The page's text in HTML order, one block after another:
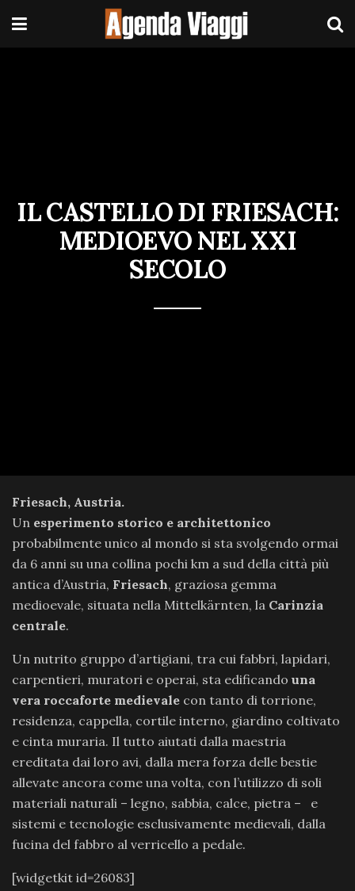
IL CASTELLO DI FRIESACH:
MEDIOEVO NEL XXI
SECOLO
Friesach, Austria.
Un esperimento storico e architettonico
probabilmente unico al mondo si sta svolgendo ormai
da 6 anni su una collina pochi km a sud della città più
antica d’Austria, Friesach, graziosa gemma
medioevale, situata nella Mittelkärnten, la Carinzia
centrale.
Un nutrito gruppo d’artigiani, tra cui fabbri, lapidari,
carpentieri, muratori e operai, sta edificando una
vera roccaforte medievale con tanto di torrione,
residenza, cappella, cortile interno, giardino coltivato
e cinta muraria. Il tutto aiutati dalla maestria
ereditata dai loro avi, dalla mera forza delle bestie
allevate ancora come una volta, con l’utilizzo di soli
materiali naturali – legno, sabbia, calce, pietra – e
sistemi e tecnologie esclusivamente medievali, dalla
fucina del fabbro al verricello a pedale.
[widgetkit id=26083]